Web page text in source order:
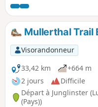
Mullerthal Trail
Visorandonneur
33,42 km
+664 m
2 jours
Difficile
Départ à Junglinster
(Pays))